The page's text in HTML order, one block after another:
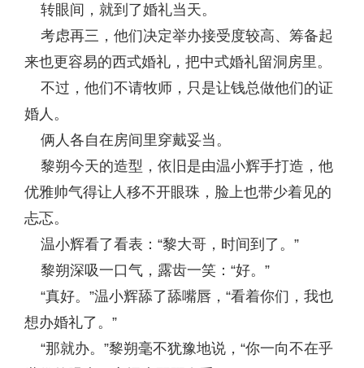
转眼间，就到了婚礼当天。
考虑再三，他们决定举办接受度较高、筹备起
来也更容易的西式婚礼，把中式婚礼留洞房里。
不过，他们不请牧师，只是让钱总做他们的证
婚人。
俩人各自在房间里穿戴妥当。
黎朔今天的造型，依旧是由温小辉手打造，他
优雅帅气得让人移不开眼珠，脸上也带少着见的
忐忑。
温小辉看了看表：“黎大哥，时间到了。”
黎朔深吸一口气，露齿一笑：“好。”
“真好。”温小辉舔了舔嘴唇，“看着你们，我也
想办婚礼了。”
“那就办。”黎朔毫不犹豫地说，“你一向不在乎